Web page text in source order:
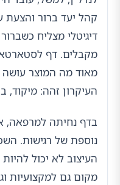
קהל יעד ברור והצעת
דיגיטלי מצליח
מאוד מה המוצר
העיקרון זהה: מיקוד,
בדף נחיתה למרפאה,
נוספת של רגישות.
העיצוב לא יכול
מקום גם למקצועיות